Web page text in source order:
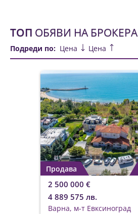
ТОП ОБЯВИ НА БРОКЕРА
Подреди по: Цена Цена
Продава
2 500 000 €
4 889 575 лв.
Варна, м-т Евксиноград